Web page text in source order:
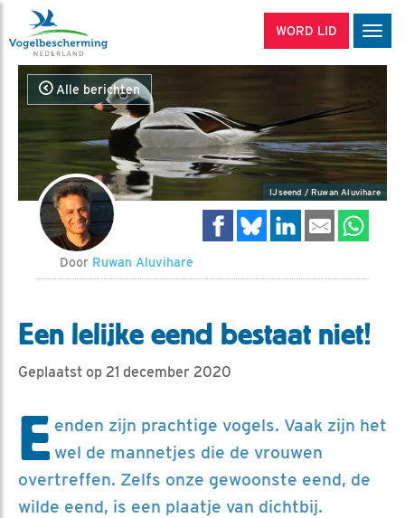
WORD LID
Alle berichten
IJseend / Ruwan Aluvihare
Door Ruwan Aluvihare
Een lelijke eend bestaat niet!
Geplaatst op 21 december 2020
E enden zijn prachtige vogels. Vaak zijn het
wel de mannetjes die de vrouwen
overtreffen. Zelfs onze gewoonste eend, de
wilde eend, is een plaatje van dichtbij.